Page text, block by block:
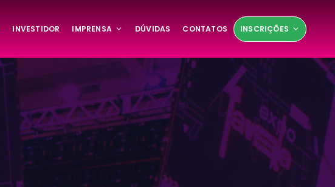
INVESTIDOR IMPRENSA DÚVIDAS CONTATOS INSCRIÇÕES